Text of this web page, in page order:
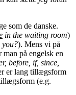
som de danske.
in the waiting room)
you?). Mens vi på
på engelsk en
before, if, since,
er lang tillægsform
(e.g.